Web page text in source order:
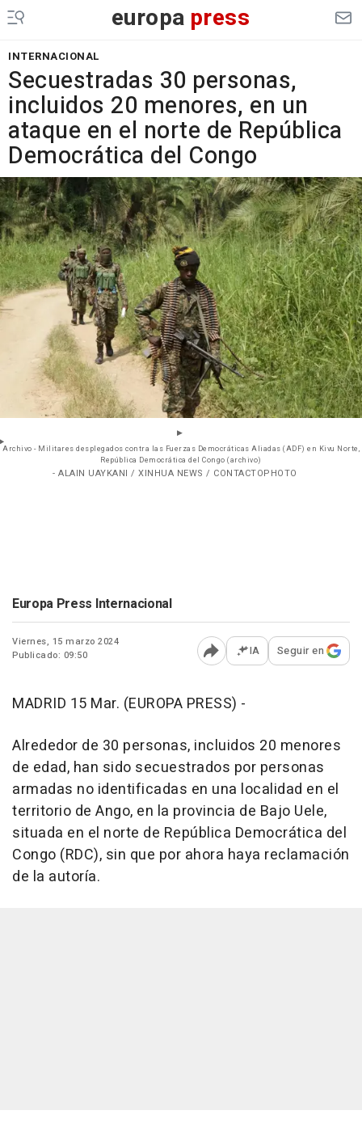
europa press
INTERNACIONAL
Secuestradas 30 personas,
incluidos 20 menores, en un
ataque en el norte de República
Democrática del Congo
Archivo - Militares desplegados contra las Fuerzas Democráticas Aliadas (ADF) en Kivu Norte,
República Democrática del Congo (archivo)
- ALAIN UAYKANI / XINHUA NEWS / CONTACTOPHOTO
Europa Press Internacional
Viernes, 15 marzo 2024
Publicado: 09:50
Abrir opciones para
IA Seguir en
MADRID 15 Mar. (EUROPA PRESS) -
Alrededor de 30 personas, incluidos 20 menores
de edad, han sido secuestrados por personas
armadas no identificadas en una localidad en el
territorio de Ango, en la provincia de Bajo Uele,
situada en el norte de República Democrática del
Congo (RDC), sin que por ahora haya reclamación
de la autoría.